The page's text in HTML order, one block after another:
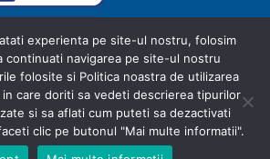
Toate drepturile rezervate.
experienta pe site-ul nostru, folosim
continuati navigarea pe site-ul nostru
folosite si Politica noastra de utilizarea
care doriti sa vedeti descrierea tipurilor
si sa aflati cum puteti sa dezactivati
clic pe butonul "Mai multe informatii".